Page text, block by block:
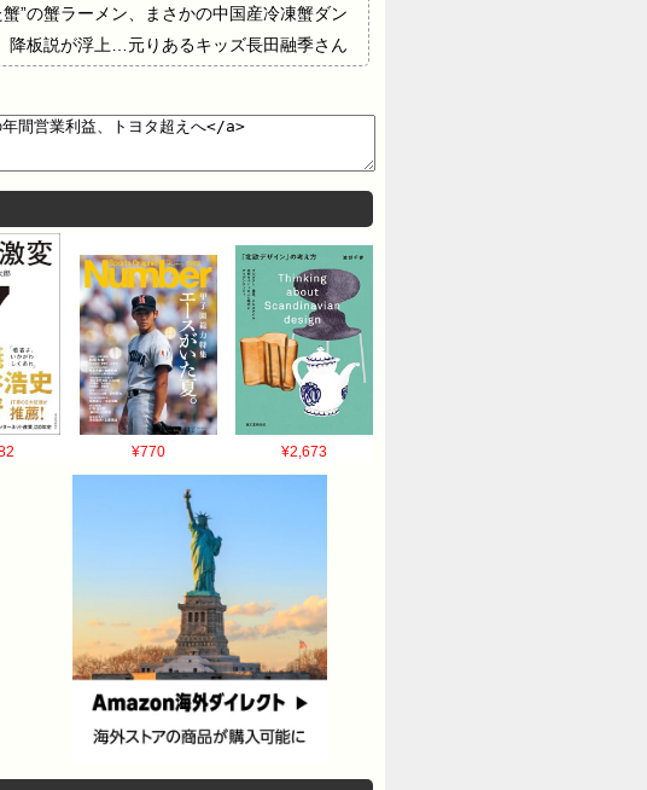
”の蟹ラーメン、まさかの中国産冷凍蟹ダン
降板説が浮上…元りあるキッズ長田融季さん
…
¥770 ¥2,673